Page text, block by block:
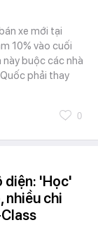
xe mới tại
10% vào cuối
này buộc các nhà
phải thay
0
diện: 'Học'
nhiều chi